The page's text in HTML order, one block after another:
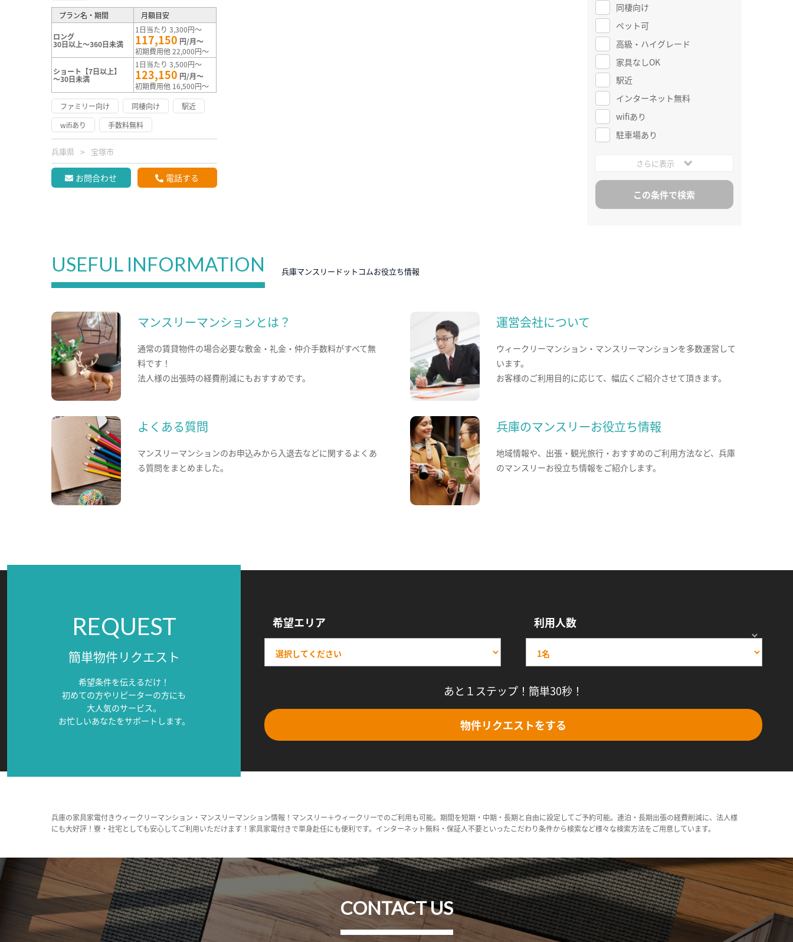
プラン名・期間 月額目安
ロング
30日以上～360日未満
1日当たり 3,300円～
117,150 円/月～
初期費用他 22,000円～
ショート【7日以上】
～30日未満
1日当たり 3,500円～
123,150 円/月～
初期費用他 16,500円～
ファミリー向け
同棲向け
駅近
wifiあり
手数料無料
兵庫県 宝塚市
お問合わせ 電話する
同棲向け
ペット可
高級・ハイグレード
家具なしOK
駅近
インターネット無料
wifiあり
駐車場あり
さらに表示
USEFUL INFORMATION 兵庫マンスリードットコムお役立ち情報
マンスリーマンションとは？
通常の賃貸物件の場合必要な敷金・礼金・仲介手数料がすべて無
料です！
法人様の出張時の経費削減にもおすすめです。
運営会社について
ウィークリーマンション・マンスリーマンションを多数運営して
います。
お客様のご利用目的に応じて、幅広くご紹介させて頂きます。
よくある質問
マンスリーマンションのお申込みから入退去などに関するよくあ
る質問をまとめました。
兵庫のマンスリーお役立ち情報
地域情報や、出張・観光旅行・おすすめのご利用方法など、兵庫
のマンスリーお役立ち情報をご紹介します。
REQUEST
簡単物件リクエスト
希望条件を伝えるだけ！
初めての方やリピーターの方にも
大人気のサービス。
お忙しいあなたをサポートします。
希望エリア 利用人数
あと１ステップ！簡単30秒！
物件リクエストをする
兵庫の家具家電付きウィークリーマンション・マンスリーマンション情報！マンスリー＋ウィークリーでのご利用も可能。期間を短期・中期・長期と自由に設定してご予約可能。連泊・長期出張の経費削減に、法人様
にも大好評！寮・社宅としても安心してご利用いただけます！家具家電付きで単身赴任にも便利です。インターネット無料・保証人不要といったこだわり条件から検索など様々な検索方法をご用意しています。
CONTACT US